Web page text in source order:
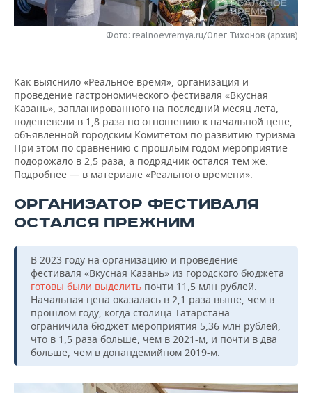
НЕФТЕХИМИЯ
ЭНЕРГЕТИКА
РОЗНИЧНАЯ ТОРГОВЛЯ
УСЛУГИ
НОВОСТИ ТЕХНОЛОГИЙ
МЕДИА
ТЕЛЕКОММУНИКАЦИИ
МЕРОПРИЯТИЯ
ВЫЕЗДНАЯ РЕДАКЦИЯ
БИЗНЕС-БРАНЧИ
ONLINE-КОНФЕРЕНЦИИ
НОВОСТИ СПОРТА
ФУТБОЛ
ХОККЕЙ
ВОЛЕЙБОЛ
КИБЕРСПОРТ
ФИГУРНОЕ КАТАНИЕ
ВОДНЫЕ ВИДЫ СПОРТА
ХОККЕЙ С МЯЧОМ
ОБЩЕСТВО
НОВОСТИ ОБЩЕСТВА
ВЛАСТЬ
ИСТОРИЯ
КУЛЬТУРА
МЕДИЦИНА
ОБРАЗОВАНИЕ
ПРОИСШЕСТВИЯ
ФОТОГАЛЕРЕЯ
СЮЖЕТЫ
СПИСОК ПЕРСОН
СПИСОК КОМПАНИЙ
ПОЛНАЯ ВЕРСИЯ
Фото: realnoevremya.ru/Олег Тихонов (архив)
Как выяснило «Реальное время», организация и
проведение гастрономического фестиваля «Вкусная
Казань», запланированного на последний месяц лета,
подешевели в 1,8 раза по отношению к начальной цене,
объявленной городским Комитетом по развитию туризма.
При этом по сравнению с прошлым годом мероприятие
подорожало в 2,5 раза, а подрядчик остался тем же.
Подробнее — в материале «Реального времени».
ОРГАНИЗАТОР ФЕСТИВАЛЯ
ОСТАЛСЯ ПРЕЖНИМ
В 2023 году на организацию и проведение
фестиваля «Вкусная Казань» из городского бюджета
готовы были выделить почти 11,5 млн рублей.
Начальная цена оказалась в 2,1 раза выше, чем в
прошлом году, когда столица Татарстана
ограничила бюджет мероприятия 5,36 млн рублей,
что в 1,5 раза больше, чем в 2021-м, и почти в два
больше, чем в допандемийном 2019-м.